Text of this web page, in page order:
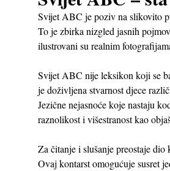
Svijet ABC je poziv na slikovito
To je zbirka nizgled jasnih
ilustrovani su realnim
Svijet ABC nije leksikon koji se
je doživljena stvarnost djece
Jezične nejasnoće koje nastaju
raznolikost i višestranost kao
Za čitanje i slušanje preostaje
Ovaj kontarst omogućuje susret